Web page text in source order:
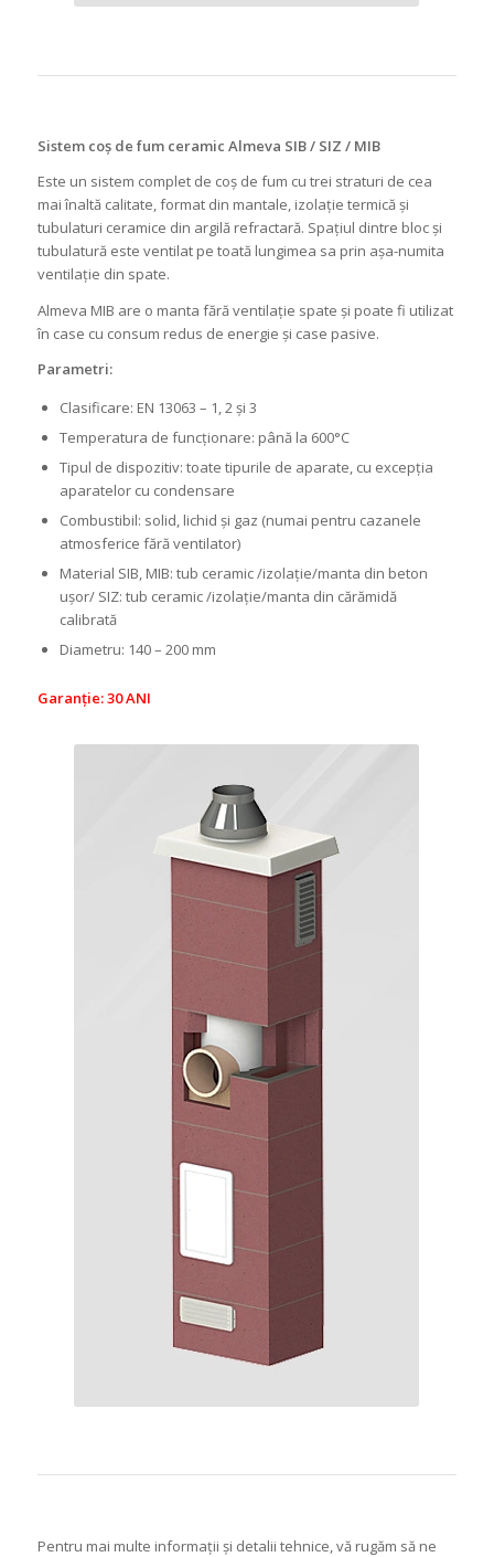
Sistem coș de fum ceramic Almeva SIB / SIZ / MIB
Este un sistem complet de coș de fum cu trei straturi de cea
mai înaltă calitate, format din mantale, izolație termică și
tubulaturi ceramice din argilă refractară. Spațiul dintre bloc și
tubulatură este ventilat pe toată lungimea sa prin așa-numita
ventilație din spate.
Almeva MIB are o manta fără ventilație spate și poate fi utilizat
în case cu consum redus de energie și case pasive.
Parametri:
Clasificare: EN 13063 – 1, 2 și 3
Temperatura de funcționare: până la 600°C
Tipul de dispozitiv: toate tipurile de aparate, cu excepția
aparatelor cu condensare
Combustibil: solid, lichid și gaz (numai pentru cazanele
atmosferice fără ventilator)
Material SIB, MIB: tub ceramic /izolație/manta din beton
ușor/ SIZ: tub ceramic /izolație/manta din cărămidă
calibrată
Diametru: 140 – 200 mm
Garanție: 30 ANI
Pentru mai multe informații și detalii tehnice, vă rugăm să ne